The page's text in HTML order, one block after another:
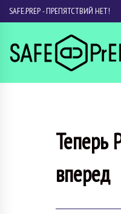
SAFE.PREP - ПРЕПЯТСТВИЙ НЕТ!
Теперь
вперед